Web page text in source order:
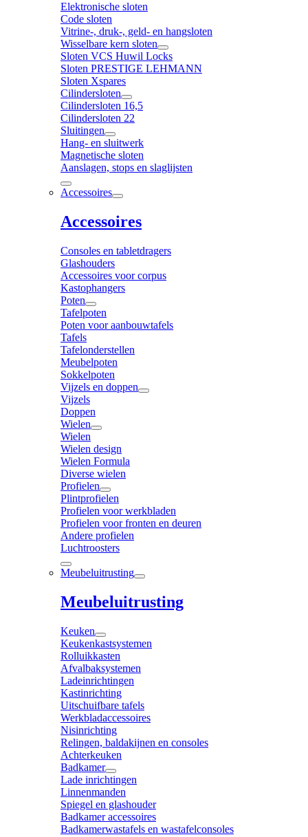
Elektronische sloten
Code sloten
Vitrine-, druk-, geld- en hangsloten
Wisselbare kern sloten
Sloten VCS Huwil Locks
Sloten PRESTIGE LEHMANN
Sloten Xspares
Cilindersloten
Cilindersloten 16,5
Cilindersloten 22
Sluitingen
Hang- en sluitwerk
Magnetische sloten
Aanslagen, stops en slaglijsten
Accessoires
Accessoires
Consoles en tabletdragers
Glashouders
Accessoires voor corpus
Kastophangers
Poten
Tafelpoten
Poten voor aanbouwtafels
Tafels
Tafelonderstellen
Meubelpoten
Sokkelpoten
Vijzels en doppen
Vijzels
Doppen
Wielen
Wielen
Wielen design
Wielen Formula
Diverse wielen
Profielen
Plintprofielen
Profielen voor werkbladen
Profielen voor fronten en deuren
Andere profielen
Luchtroosters
Meubeluitrusting
Meubeluitrusting
Keuken
Keukenkastsystemen
Rolluikkasten
Afvalbaksystemen
Ladeinrichtingen
Kastinrichting
Uitschuifbare tafels
Werkbladaccessoires
Nisinrichting
Relingen, baldakijnen en consoles
Achterkeuken
Badkamer
Lade inrichtingen
Linnenmanden
Spiegel en glashouder
Badkamer accessoires
Badkamerwastafels en wastafelconsoles